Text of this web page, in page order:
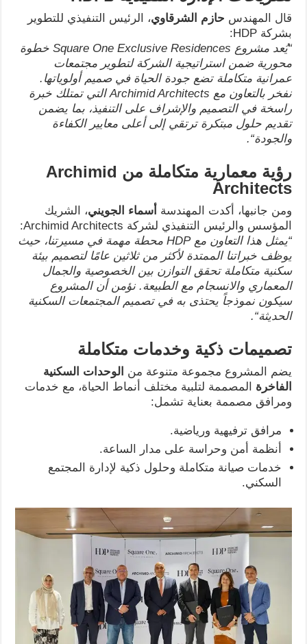
قال المهندس حازم الشرقاوي، الرئيس التنفيذي للتطوير
بشركة HDP:
“يُعد مشروعSquare One Exclusive Residences
خطوة
محورية ضمن استراتيجية الشركة لتطوير مجتمعات
عمرانية متكاملة تضع جودة الحياة في صميم أولوياتها.
نفخر بالتعاون معArchimid Architects
التي تمتلك خبرة
راسخة في التصميم والإشراف على التنفيذ، بما يضمن
تقديم حلول مبتكرة ترتقي إلى أعلى معايير الكفاءة
والجودة“.
رؤية معمارية متكاملة من Archimid
Architects
ومن جانبها، أكدت المهندسة أسماء الجويني، الشريك
المؤسس والرئيس التنفيذي لشركة Archimid Architects:
“يمثل هذا التعاون معHDP
محطة مهمة في مسيرتنا، حيث
يوظف خبراتنا الممتدة لأكثر من ثلاثين عامًا لتصميم بيئة
سكنية متكاملة تحقق التوازن بين الخصوصية والجمال
المعماري والانسجام مع الطبيعة. نؤمن أن المشروع
سيكون نموذجاً يحتذى به في تصميم المجتمعات السكنية
الحديثة“.
تصميمات ذكية وخدمات متكاملة
يضم المشروع مجموعة متنوعة من الوحدات السكنية
الفاخرةالمصممة لتلبية مختلف أنماط الحياة، مع خدمات
ومرافق مصممة بعناية تشمل:
مرافق ترفيهية ورياضية.
أنظمة أمن وحراسة على مدار الساعة.
خدمات صيانة متكاملة وحلول ذكية لإدارة المجتمع
السكني.